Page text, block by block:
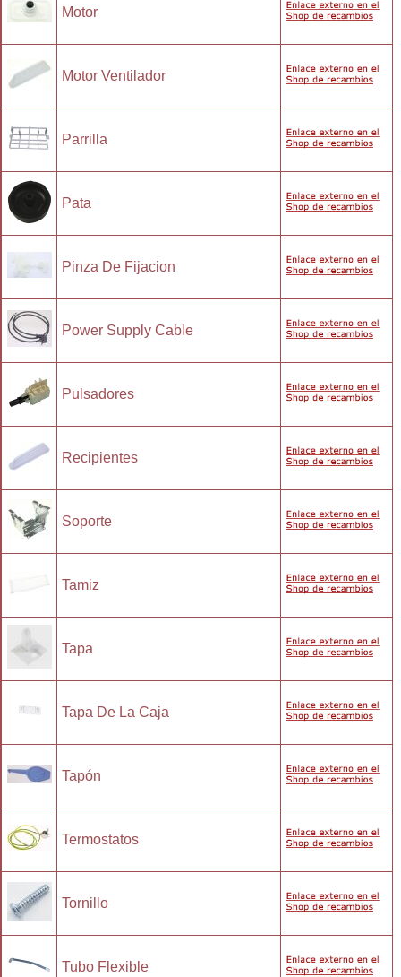
Motor
Motor Ventilador
Parrilla
Pata
Pinza De Fijacion
Power Supply Cable
Pulsadores
Recipientes
Soporte
Tamiz
Tapa
Tapa De La Caja
Tapón
Termostatos
Tornillo
Tubo Flexible